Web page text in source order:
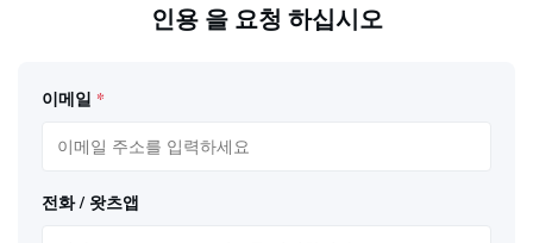
인용 을 요청 하십시오
이메일 *
전화 / 왓츠앱